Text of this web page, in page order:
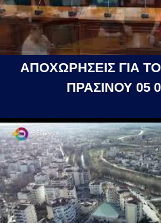
ΑΠΟΧΩΡΗΣΕΙΣ ΓΙΑ
ΠΡΑΣΙΝΟΥ 05